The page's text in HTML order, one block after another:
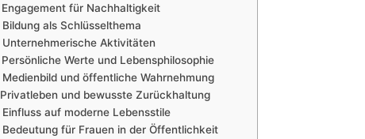
Engagement für Nachhaltigkeit
Bildung als Schlüsselthema
Unternehmerische Aktivitäten
Persönliche Werte und Lebensphilosophie
Medienbild und öffentliche Wahrnehmung
Privatleben und bewusste Zurückhaltung
Einfluss auf moderne Lebensstile
Bedeutung für Frauen in der Öffentlichkeit